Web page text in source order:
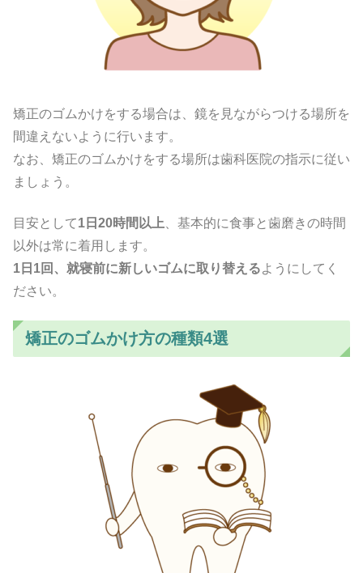
矯正のゴムかけをする場合は、鏡を見ながらつける場所を
間違えないように行います。
なお、矯正のゴムかけをする場所は歯科医院の指示に従い
ましょう。
目安として1日20時間以上 、基本的に食事と歯磨きの時間
以外は常に着用します。
1日1回、就寝前に新しいゴムに取り替えるようにしてく
ださい。
矯正のゴムかけ方の種類4選